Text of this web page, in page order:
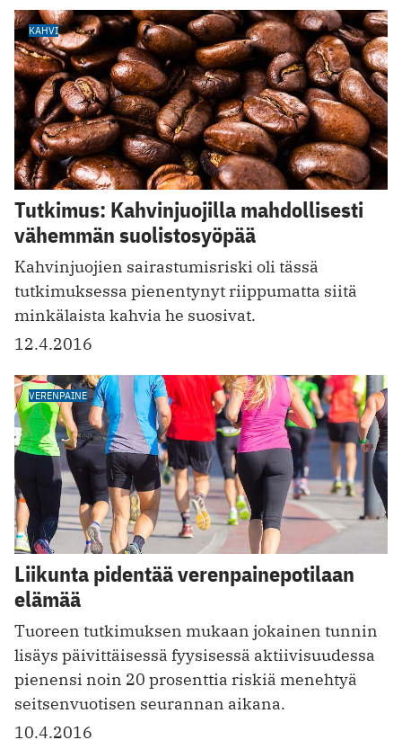
KAHVI
Tutkimus: Kahvinjuojilla mahdollisesti
vähemmän suolistosyöpää
Kahvinjuojien sairastumisriski oli tässä
tutkimuksessa pienentynyt riippumatta siitä
minkälaista kahvia he suosivat.
12.4.2016
VERENPAINE
Liikunta pidentää verenpainepotilaan
elämää
Tuoreen tutkimuksen mukaan jokainen tunnin
lisäys päivittäisessä fyysisessä aktiivisuudessa
pienensi noin 20 prosenttia riskiä menehtyä
seitsenvuotisen seurannan aikana.
10.4.2016